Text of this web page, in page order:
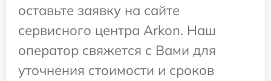
оставьте заявку на сайте
сервисного центра Arkon. Наш
оператор свяжется с Вами для
уточнения стоимости и сроков